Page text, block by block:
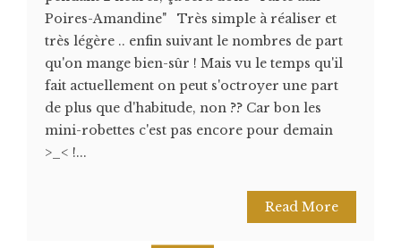
Poires-Amandine" Très simple à réaliser et
très légère .. enfin suivant le nombres de part
qu'on mange bien-sûr ! Mais vu le temps qu'il
fait actuellement on peut s'octroyer une part
de plus que d'habitude, non ?? Car bon les
mini-robettes c'est pas encore pour demain
>_< !...
Read More